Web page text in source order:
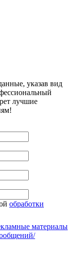
указав вид
лучшие
обработки
материалы